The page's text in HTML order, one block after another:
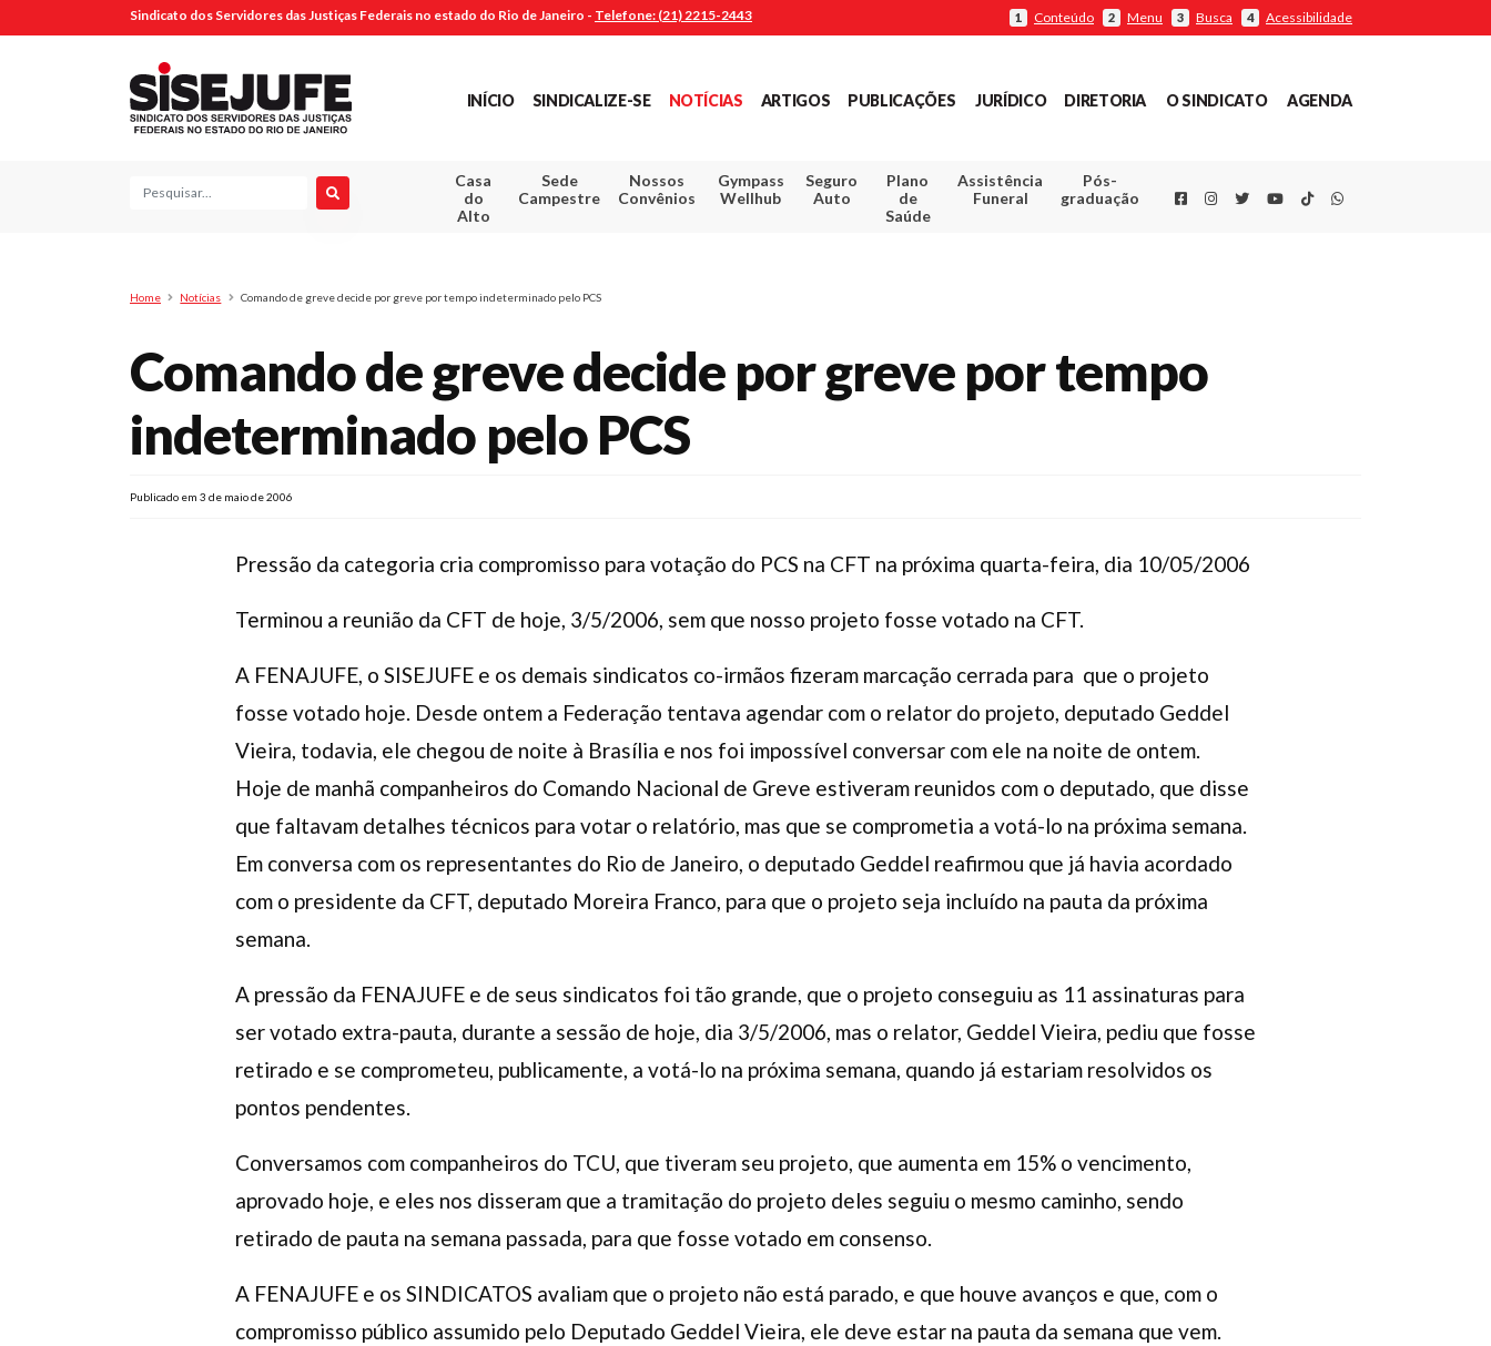
Sindicato dos Servidores das Justiças Federais no estado do Rio de Janeiro - Telefone: (21) 2215-2443 1 Conteúdo 2 Menu 3 Busca 4 Acessibilidade
INÍCIO SINDICALIZE-SE NOTÍCIAS ARTIGOS PUBLICAÇÕES JURÍDICO DIRETORIA O SINDICATO AGENDA
Pesquisa
Casa
do
Alto
Sede
Campestre
Nossos
Convênios
Gympass
Wellhub
Seguro
Auto
Plano
de
Saúde
Assistência
Funeral
Pós-
graduação
FacebookInstagram
TwitterYoutube
TikTokWhatsapp
Home Notícias Comando de greve decide por greve por tempo indeterminado pelo PCS
Comando de greve decide por greve por tempo
indeterminado pelo PCS
Publicado em 3 de maio de 2006
Pressão da categoria cria compromisso para votação do PCS na CFT na próxima quarta-feira, dia 10/05/2006
Terminou a reunião da CFT de hoje, 3/5/2006, sem que nosso projeto fosse votado na CFT.
A FENAJUFE, o SISEJUFE e os demais sindicatos co-irmãos fizeram marcação cerrada para que o projeto
fosse votado hoje. Desde ontem a Federação tentava agendar com o relator do projeto, deputado Geddel
Vieira, todavia, ele chegou de noite à Brasília e nos foi impossível conversar com ele na noite de ontem.
Hoje de manhã companheiros do Comando Nacional de Greve estiveram reunidos com o deputado, que disse
que faltavam detalhes técnicos para votar o relatório, mas que se comprometia a votá-lo na próxima semana.
Em conversa com os representantes do Rio de Janeiro, o deputado Geddel reafirmou que já havia acordado
com o presidente da CFT, deputado Moreira Franco, para que o projeto seja incluído na pauta da próxima
semana.
A pressão da FENAJUFE e de seus sindicatos foi tão grande, que o projeto conseguiu as 11 assinaturas para
ser votado extra-pauta, durante a sessão de hoje, dia 3/5/2006, mas o relator, Geddel Vieira, pediu que fosse
retirado e se comprometeu, publicamente, a votá-lo na próxima semana, quando já estariam resolvidos os
pontos pendentes.
Conversamos com companheiros do TCU, que tiveram seu projeto, que aumenta em 15% o vencimento,
aprovado hoje, e eles nos disseram que a tramitação do projeto deles seguiu o mesmo caminho, sendo
retirado de pauta na semana passada, para que fosse votado em consenso.
A FENAJUFE e os SINDICATOS avaliam que o projeto não está parado, e que houve avanços e que, com o
compromisso público assumido pelo Deputado Geddel Vieira, ele deve estar na pauta da semana que vem.